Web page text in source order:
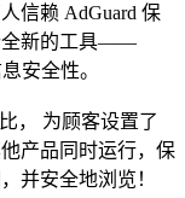
信赖 AdGuard 保
全新的工具——
安全性。
， 为顾客设置了
产品同时运行，保
并安全地浏览！